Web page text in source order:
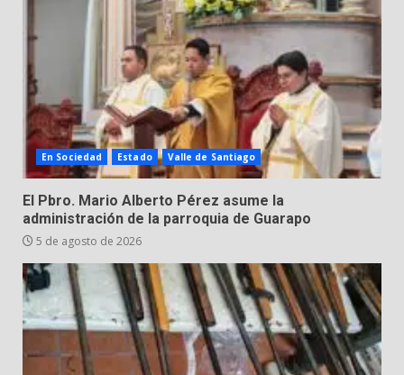
4 de agosto de 2026
4
Valle de Santiago despide a
José Antonio Villanueva
Cárdenas, “El Puma”
3 de agosto de 2026
5
Hombre pierde la vida en
tabiquera
6
Emboscada a policías en Yuriria
31 de julio de 2026
En Sociedad Estado Valle de Santiago
El Pbro. Mario Alberto Pérez asume la
administración de la parroquia de Guarapo
5 de agosto de 2026